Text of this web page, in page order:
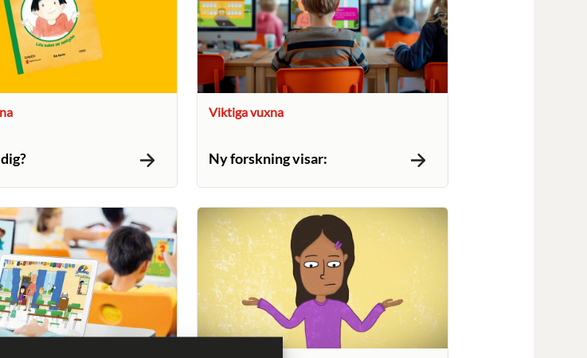
Viktiga vuxna
Ny forskning visar: